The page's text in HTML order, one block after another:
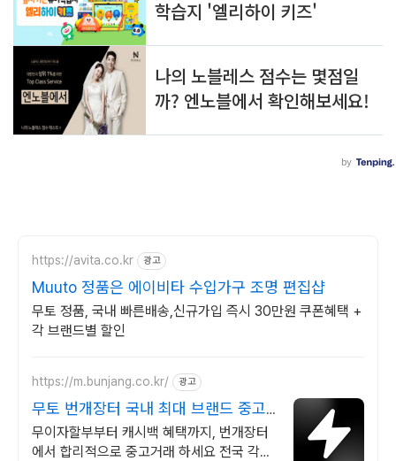
https://avita.co.kr 광고
Muuto 정품은 에이비타 수입가구 조명 편집샵
무토 정품, 국내 빠른배송,신규가입 즉시 30만원 쿠폰혜택 +
각 브랜드별 할인
https://m.bunjang.co.kr/ 광고
무토 번개장터 국내 최대 브랜드 중고
거래
무이자할부부터 캐시백 혜택까지, 번개장터
에서 합리적으로 중고거래 하세요 전국 각지